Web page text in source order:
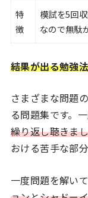
特
徴
模試を5回
なので無駄
結果が出る勉強法
さまざまな問題
る問題集です。
繰り返し聴きま
おける苦手な部
一度問題を解い